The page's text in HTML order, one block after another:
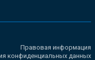
Правовая информация
конфиденциальных данных